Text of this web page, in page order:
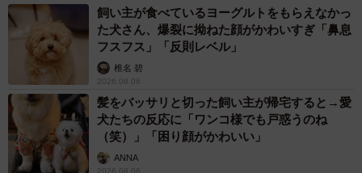
飼い主が食べているヨーグルトをもらえなかっ
た犬さん、爆裂に拗ねた顔がかわいすぎ「鼻息
フスフス」「反則レベル」
椎名 碧
2026.08.06
髪をバッサリと切った飼い主が帰宅すると→愛
犬たちの反応に「ワンコ様でも戸惑うのね
（笑）」「困り顔がかわいい」
ANNA
2026.08.06